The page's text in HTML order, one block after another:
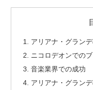
アリアナ・グラン
ニコロデオンでの
音楽業界での成功
アリアナ・グラン